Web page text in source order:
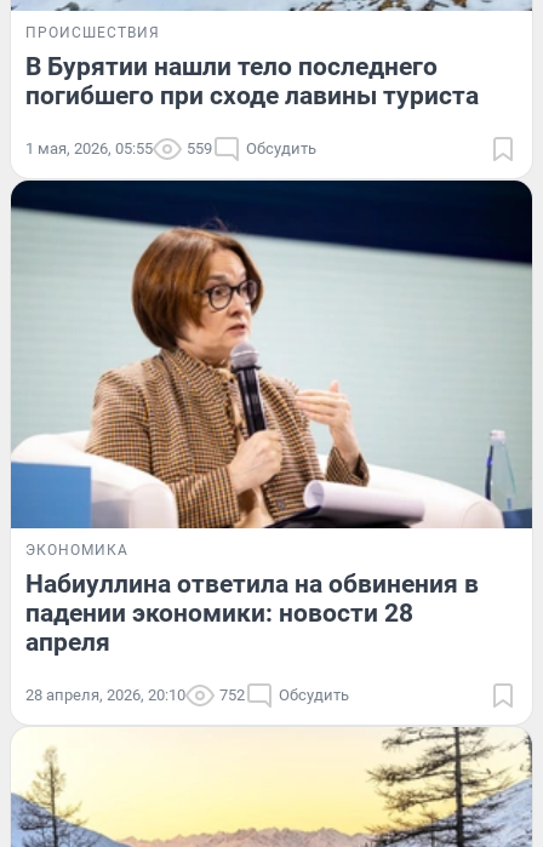
ПРОИСШЕСТВИЯ
В Бурятии нашли тело последнего
погибшего при сходе лавины туриста
1 мая, 2026, 05:55 559 Обсудить
ЭКОНОМИКА
Набиуллина ответила на обвинения в
падении экономики: новости 28
апреля
28 апреля, 2026, 20:10 752 Обсудить